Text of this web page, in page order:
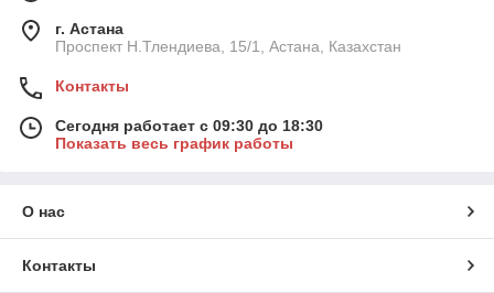
г. Астана
Проспект Н.Тлендиева, 15/1, Астана, Казахстан
Контакты
Сегодня работает с 09:30 до 18:30
Показать весь график работы
О нас
Контакты